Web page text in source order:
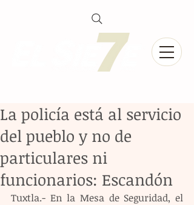
La policía está al servicio
del pueblo y no de
particulares ni
funcionarios: Escandón
Tuxtla.- En la Mesa de Seguridad, el